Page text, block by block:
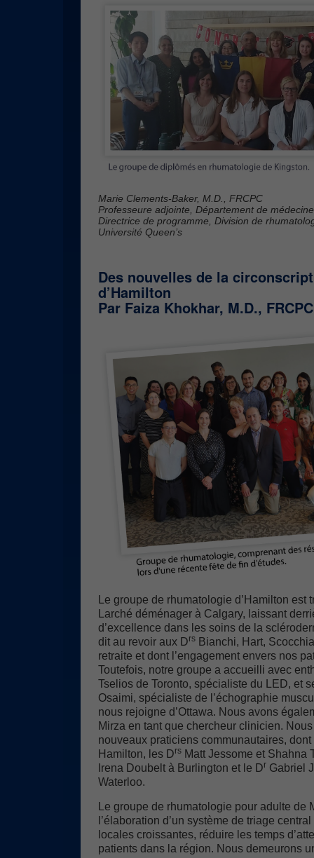
Marie Clements-Baker, M.D., FRCPC
Professeure adjointe, Département de
Directrice de programme, Division de
Université Queen’s
Des nouvelles de la
d’Hamilton
Par Faiza Khokhar, M.D., FRCPC
Le groupe de rhumatologie d’Hamilton est
Larché déménager à Calgary, laissant
d’excellence dans les soins de la
dit au revoir aux Drs Bianchi, Hart,
retraite et dont l’engagement envers nos
Toutefois, notre groupe a accueilli avec
Tselios de Toronto, spécialiste du LED, et
Osaimi, spécialiste de l’échographie
nous rejoigne d’Ottawa. Nous avons
Mirza en tant que chercheur clinicien.
nouveaux praticiens communautaires, dont
Hamilton, les Drs Matt Jessome et Shahna
Irena Doubelt à Burlington et le Dr Gabriel
Waterloo.
Le groupe de rhumatologie pour adulte de
l’élaboration d’un système de triage
locales croissantes, réduire les temps
patients dans la région. Nous demeurons